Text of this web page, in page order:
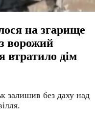
на згарище
ворожий
втратило дім
залишив без даху над